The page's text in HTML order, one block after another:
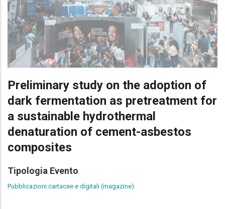
Preliminary study on the adoption of
dark fermentation as pretreatment for
a sustainable hydrothermal
denaturation of cement-asbestos
composites
Tipologia Evento
Pubblicazioni cartacee e digitali (magazine)